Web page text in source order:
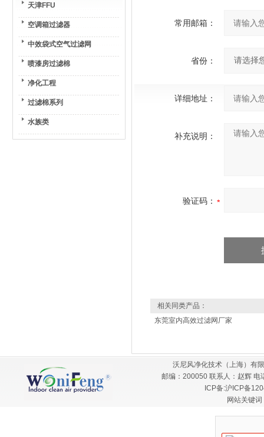
天津FFU
空调箱过滤器
中效袋式空气过滤网
喷漆房过滤棉
净化工程
过滤棉系列
水族类
常用邮箱：
省份：
详细地址：
补充说明：
验证码：
相关同类产品：
东莞室内高效过滤网厂家
沃尼风净化技术（上海）有
邮编：200050 联系人：赵辉
ICP备:沪ICP备
网站关键